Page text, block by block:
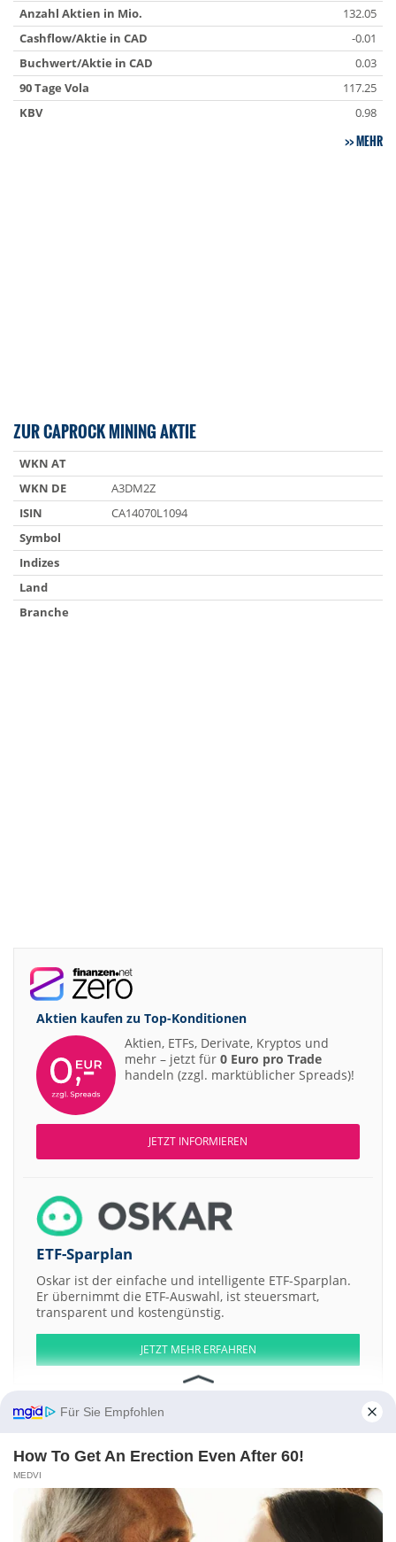
Anzahl Aktien in Mio.
132.05
Cashflow/Aktie in CAD
-0.01
Buchwert/Aktie in CAD
0.03
90 Tage Vola
117.25
KBV
0.98
MEHR
ZUR CAPROCK MINING AKTIE
WKN AT
WKN DE
A3DM2Z
ISIN
CA14070L1094
Symbol
Indizes
Land
Branche
Aktien kaufen zu Top-Konditionen
Aktien, ETFs, Derivate, Kryptos und
mehr – jetzt für 0 Euro pro Trade
handeln (zzgl. marktüblicher Spreads)!
JETZT INFORMIEREN
ETF-Sparplan
Oskar ist der einfache und intelligente ETF-Sparplan.
Er übernimmt die ETF-Auswahl, ist steuersmart,
transparent und kostengünstig.
JETZT MEHR ERFAHREN
Aktien ATX DAX EuroStoxx 50 Dow Jones NASDAQ 100
Weitere Aktien:
Chilean Metals Noodles & Company Registered shs
BANK
PNGS Reva Diamond Jewellery
Für Sie Empfohlen
How To Get An Erection Even After 60!
MEDVI